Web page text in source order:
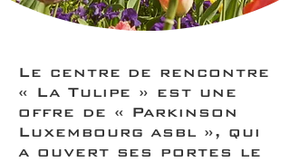
Le centre de rencontre
« La Tulipe » est une
offre de « Parkinson
Luxembourg asbl », qui
a ouvert ses portes le